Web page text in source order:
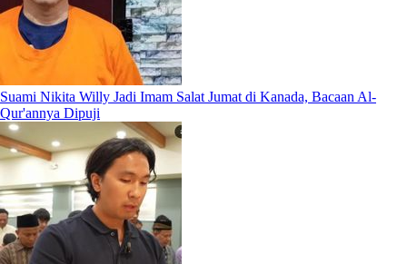
Suami Nikita Willy Jadi Imam Salat Jumat di Kanada, Bacaan Al-
Qur'annya Dipuji